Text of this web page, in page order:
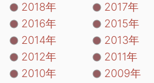
2018年
2017年
2016年
2015年
2014年
2013年
2012年
2011年
2010年
2009年